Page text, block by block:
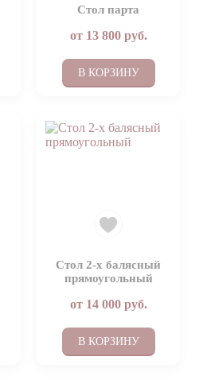
Стол парта
от 13 800руб.
В КОРЗИНУ
Стол 2-х балясный
прямоугольный
от 14 000руб.
В КОРЗИНУ